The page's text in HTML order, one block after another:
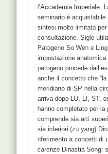
l’Accademia Imperiale.
seminario è acquistabile
sintesi molto limitata
consultazione. Sigle
Patogeno So Wen e
impostazione anatomica
patogeno procede
anche il concetto che
meridiano di SP nella
arriva dopo LU, LI, ST,
hanno completato per
comprende sia arti
sia inferiori (zu yang)
riferimento a concetti di
carenze Dinastia Song: